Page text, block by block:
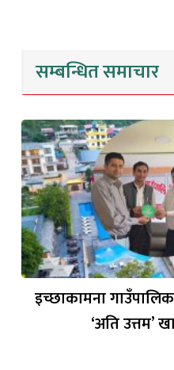
सम्बन्धित समाचार
इच्छाकामना
‘अति उत्तम’